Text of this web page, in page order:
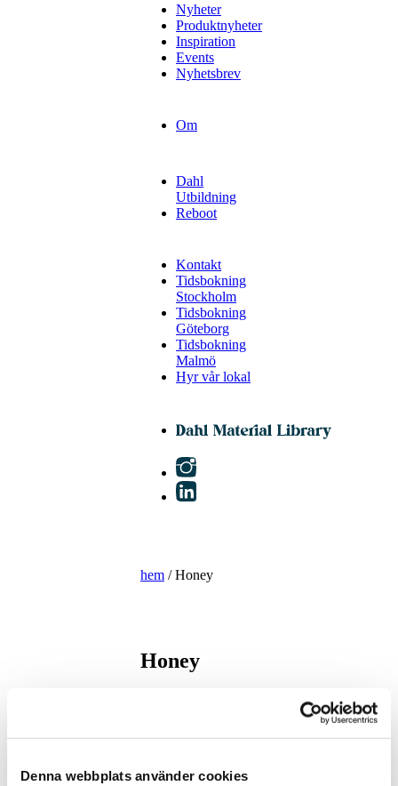
Denna webbplats använder cookies
Nyheter
Produktnyheter
Inspiration
Events
Nyhetsbrev
Om
Dahl
Utbildning
Reboot
Kontakt
Tidsbokning
Stockholm
Tidsbokning
Göteborg
Tidsbokning
Malmö
Hyr vår lokal
hem / Honey
Honey
ullfärgskalansom